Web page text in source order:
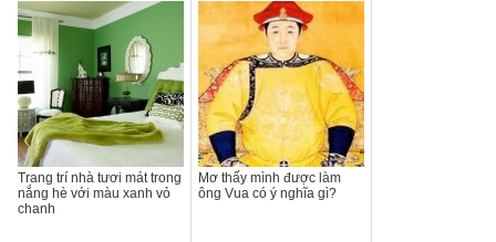
Trang trí nhà tươi mát trong
nắng hè với màu xanh vỏ
chanh
Mơ thấy mình được làm
ông Vua có ý nghĩa gì?